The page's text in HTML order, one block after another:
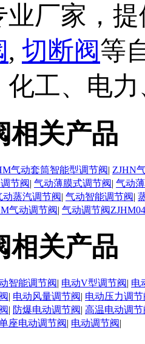
业厂家，
, 切断阀等
化工、电
相关产品
气动套筒智能型调节阀| ZJHN
节阀| 气动薄膜式调节阀| 气动
动蒸汽调节阀| 气动智能调节阀|
气动调节阀| 气动调节阀ZJHM04
相关产品
智能调节阀| 电动V型调节阀| 电
| 电动风量调节阀| 电动压力调节
| 防爆电动调节阀| 高温电动调节
座电动调节阀| 电动调节阀|